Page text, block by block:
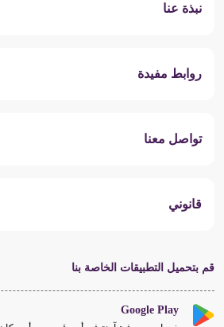
نبذة عنا
روابط مفيدة
تواصل معنا
قانوني
قم بتحميل التطبيقات الخاصة بنا
Google Play